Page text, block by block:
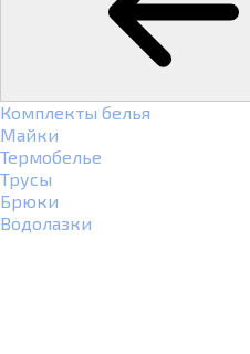
Комплекты белья
Майки
Термобелье
Трусы
Брюки
Водолазки